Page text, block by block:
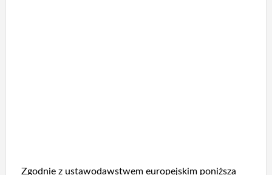
Zgodnie z ustawodawstwem europejskim poniższa